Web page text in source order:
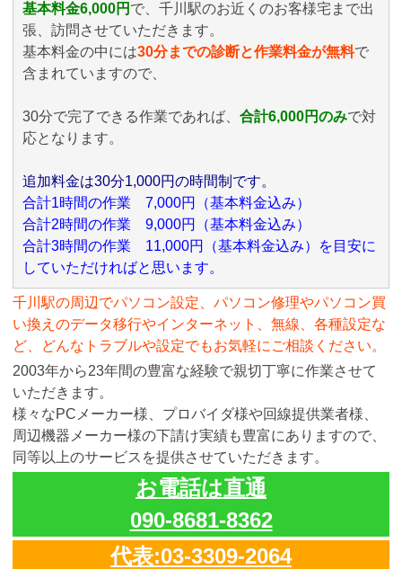
基本料金6,000円 で、千川駅のお近くのお客様宅まで出
張、訪問させていただきます。
基本料金の中には30分までの診断と作業料金が無料で
含まれていますので、
30分で完了できる作業であれば、 合計6,000円のみで対
応となります。
追加料金は30分1,000円の時間制です。
合計1時間の作業 7,000円（基本料金込み）
合計2時間の作業 9,000円（基本料金込み）
合計3時間の作業 11,000円（基本料金込み）を目安に
していただければと思います。
千川駅の周辺でパソコン設定、パソコン修理やパソコン買
い換えのデータ移行やインターネット、無線、各種設定な
ど、どんなトラブルや設定でもお気軽にご相談ください。
2003年から23年間の豊富な経験で親切丁寧に作業させて
いただきます。
様々なPCメーカー様、プロバイダ様や回線提供業者様、
周辺機器メーカー様の下請け実績も豊富にありますので、
同等以上のサービスを提供させていただきます。
お電話は直通
090-8681-8362
代表:03-3309-2064